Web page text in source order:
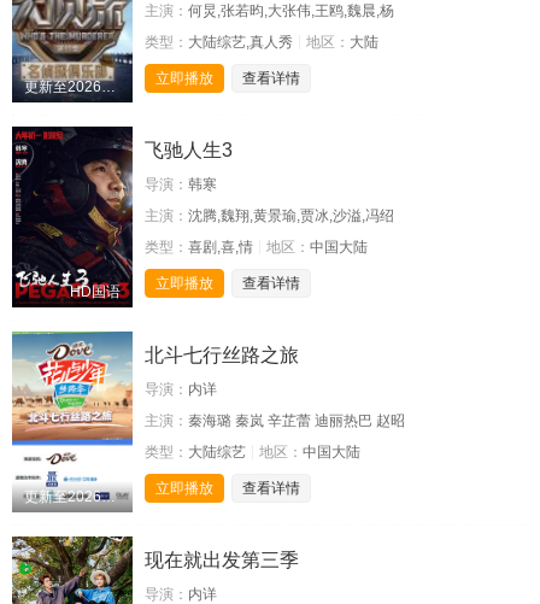
更新至20260513期
主演： 何炅,张若昀,大张伟,王鸥,魏晨,杨
类型： 大陆综艺,真人秀 地区： 大陆
立即播放 查看详情
HD国语
飞驰人生3
导演： 韩寒
主演： 沈腾,魏翔,黄景瑜,贾冰,沙溢,冯绍
类型： 喜剧,喜,情 地区： 中国大陆
立即播放 查看详情
更新至20260122期
北斗七行丝路之旅
导演： 内详
主演： 秦海璐 秦岚 辛芷蕾 迪丽热巴 赵昭
类型： 大陆综艺 地区： 中国大陆
立即播放 查看详情
现在就出发第三季
导演： 内详